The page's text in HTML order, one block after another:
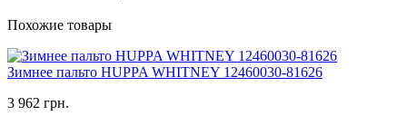
Похожие товары
Зимнее пальто HUPPA WHITNEY 12460030-81626
3 962 грн.